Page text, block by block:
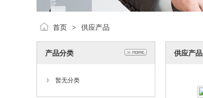
首页 > 供应产品
产品分类
暂无分类
供应产品